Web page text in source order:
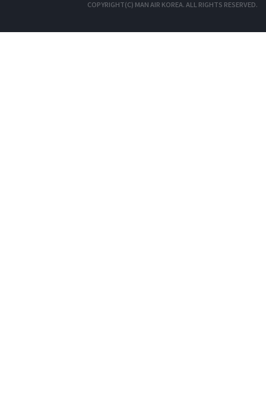
COPYRIGHT(C) MAN AIR KOREA. ALL RIGHTS RESERVED.